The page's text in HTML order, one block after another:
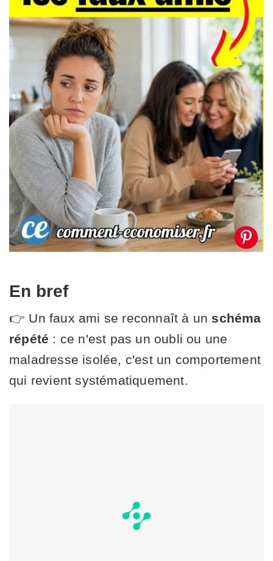
En bref
👉 Un faux ami se reconnaît à un schéma
répété : ce n'est pas un oubli ou une
maladresse isolée, c'est un comportement
qui revient systématiquement.